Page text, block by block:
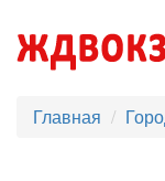
Главная